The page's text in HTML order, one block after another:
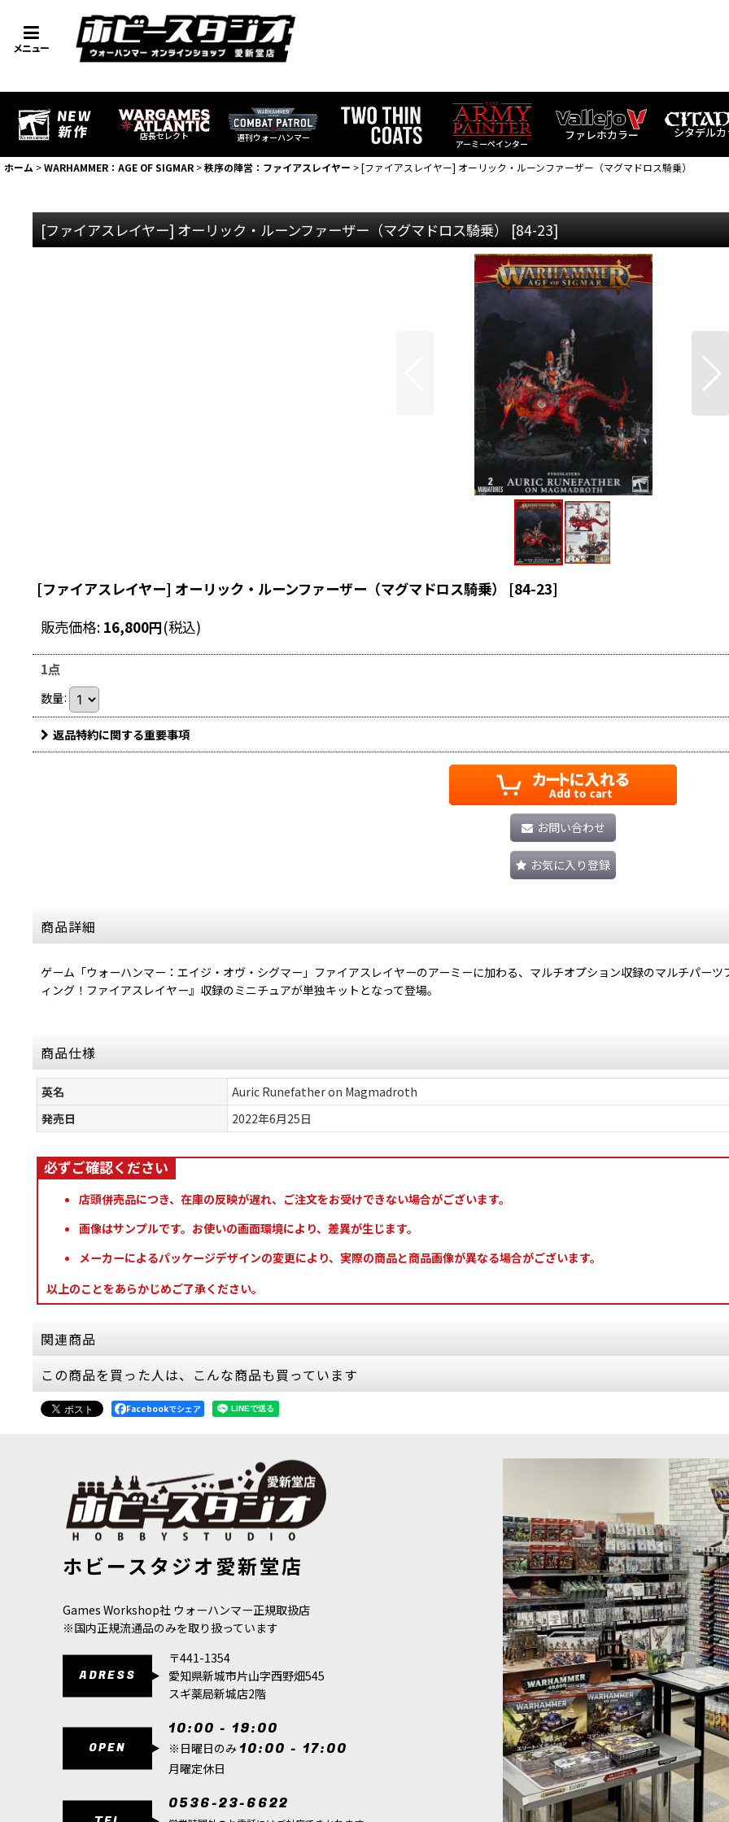
メニュー
店長セレクト 週刊ウォーハンマー
アーミーペインター
ファレホカラー シタデル
ホーム >WARHAMMER：AGE OF SIGMAR >秩序の陣営：ファイアスレイヤー >[ファイアスレイヤー] オーリック・ルーンファーザー（マグマドロス騎乗）
[ファイアスレイヤー] オーリック・ルーンファーザー（マグマドロス騎乗） [84-23]
[ファイアスレイヤー] オーリック・ルーンファーザー（マグマドロス騎乗） [84-23]
販売価格: 16,800円(税込)
1点
数量:
返品特約に関する重要事項
お問い合わせ
お気に入り登録
商品詳細
ゲーム「ウォーハンマー：エイジ・オヴ・シグマー」ファイアスレイヤーのアーミーに加わる、マルチオプション収録のマルチパー
ィング！ファイアスレイヤー』収録のミニチュアが単独キットとなって登場。
商品仕様
英名
Auric Runefather on Magmadroth
発売日
2022年6月25日
店頭併売品につき、在庫の反映が遅れ、ご注文をお受けできない場合がございます。
画像はサンプルです。お使いの画面環境により、差異が生じます。
メーカーによるパッケージデザインの変更により、実際の商品と商品画像が異なる場合がございます。
以上のことをあらかじめご了承ください。
関連商品
[ヴァンガード/スピアヘッド] ファイアスレイヤー
20,000円(税込)
1点
この商品を買った人は、こんな商品も買っています
8,000円(税込)
[シタデルカラー：TECHNICAL] AGRELLAN BADLAND
[ウォーハンマーカラー：LAYER]
[22-65]
580円(税込)
Facebookでシェア
ホビースタジオ愛新堂店
Games Workshop社 ウォーハンマー正規取扱店
※国内正規流通品のみを取り扱っています
ADRESS
〒441-1354
愛知県新城市片山字西野畑545
スギ薬局新城店2階
OPEN
10:00 - 19:00
※日曜日のみ 10:00 - 17:00
月曜定休日
0536-23-6622